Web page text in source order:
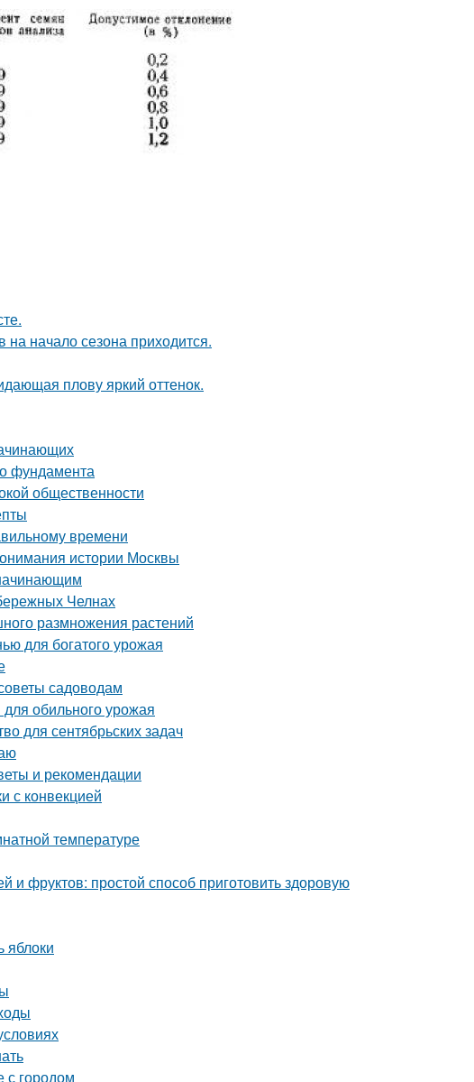
начало сезона приходится.
плову яркий оттенок.
фундамента
общественности
времени
истории Москвы
Челнах
размножения растений
для богатого урожая
садоводам
обильного урожая
для сентябрьских задач
и рекомендации
с конвекцией
температуре
фруктов: простой способ приготовить здоровую
яблоки
с городом